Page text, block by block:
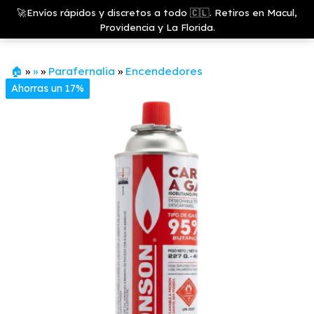
Saltar
contenido
🚀Envíos rápidos y discretos a todo 🇨🇱. Retiros en Macul,
Providencia y La Florida.
Growshop
& LED
Store
🏠 » » » Parafernalia » Encendedores
Ahorras un 17%